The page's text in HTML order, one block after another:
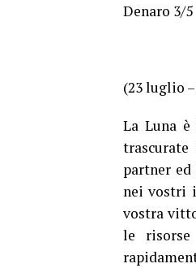
Denaro 3/5
(23 luglio
La Luna
partner
nei vostri
vostra
le